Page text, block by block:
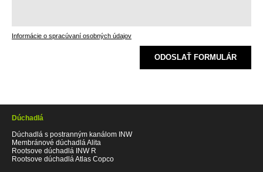
Informácie o spracúvaní osobných údajov
ODOSLAŤ FORMULÁR
Dúchadlá
Dúchadlá s postranným kanálom INW
Membránové dúchadlá Alita
Rootsove dúchadlá INW R
Rootsove dúchadlá Atlas Copco